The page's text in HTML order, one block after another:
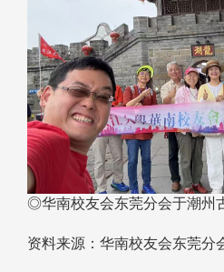
◎华南校友会东莞分会于潮州
资料来源：华南校友会东莞分